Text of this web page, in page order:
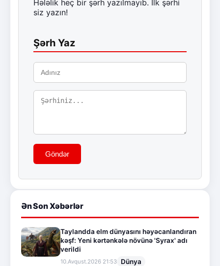
Hələlik heç bir şərh yazılmayıb. İlk şərhi
siz yazın!
Şərh Yaz
Göndər
Ən Son Xəbərlər
Taylandda elm dünyasını həyəcanlandıran
kəşf: Yeni kərtənkələ növünə 'Syrax' adı
verildi
10.Avqust.2026 21:53 Dünya